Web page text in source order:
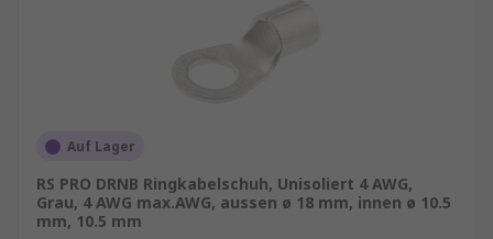
Auf Lager
RS PRO DRNB Ringkabelschuh, Unisoliert 4 AWG,
Grau, 4 AWG max.AWG, aussen ø 18 mm, innen ø 10.5
mm, 10.5 mm